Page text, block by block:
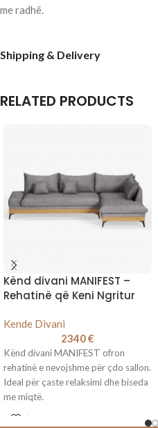
me radhë.
Shipping & Delivery
RELATED PRODUCTS
Kënd divani MANIFEST –
Rehatinë që Keni Ngritur
Kende Divani
2340€
Kënd divani MANIFEST ofron
rehatinë e nevojshme për çdo sallon.
Ideal për çaste relaksimi dhe biseda
me miqtë.